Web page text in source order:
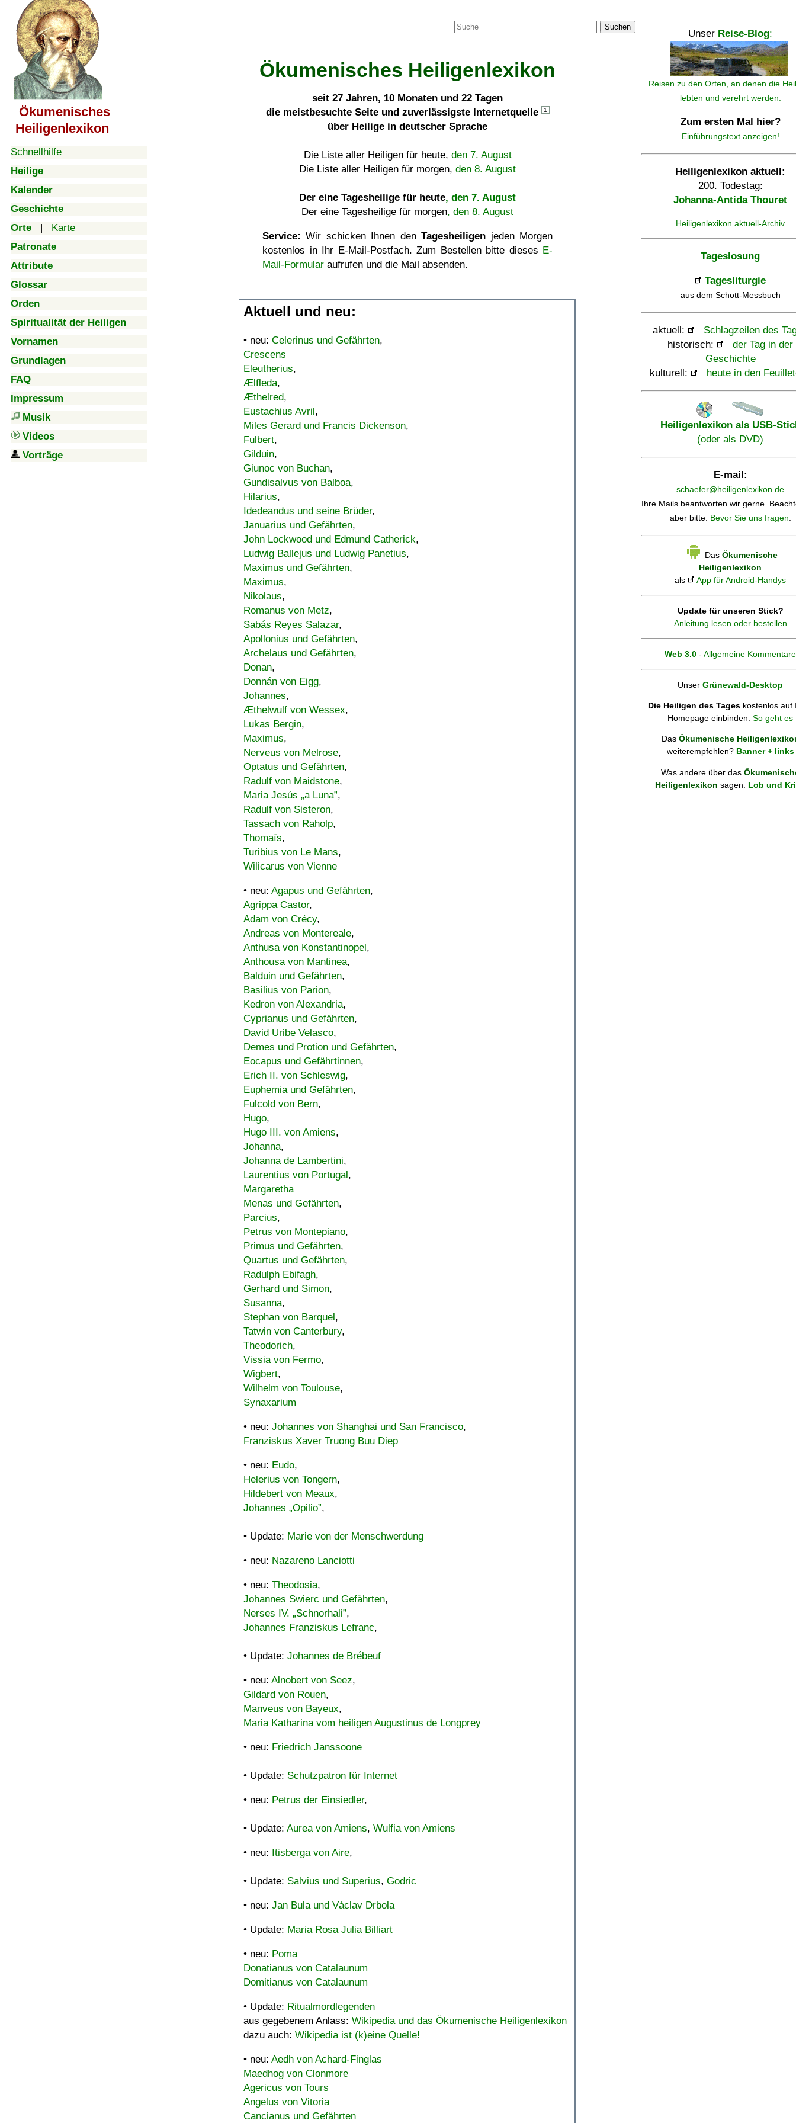
Ökumenisches
Heiligenlexikon
Schnellhilfe
Heilige
Kalender
Geschichte
Orte | Karte
Patronate
Attribute
Glossar
Orden
Spiritualität der Heiligen
Vornamen
Grundlagen
FAQ
Impressum
Musik
Videos
Vorträge
Suchen
Ökumenisches Heiligenlexikon
seit 27 Jahren, 10 Monaten und 22 Tagen
die meistbesuchte Seite und zuverlässigste Internetquelle
1
über Heilige in deutscher Sprache
Die Liste aller Heiligen für heute, den 7. August
Die Liste aller Heiligen für morgen, den 8. August
Der eine Tagesheilige für heute, den 7. August
Der eine Tagesheilige für morgen, den 8. August
Service: Wir schicken Ihnen denTagesheiligen jeden Morgen
kostenlos in Ihr E-Mail-Postfach. Zum Bestellen bitte dieses E-
Mail-Formular aufrufen und die Mail absenden.
Aktuell und neu:
• neu: Celerinus und Gefährten,
Crescens
Eleutherius,
Ælfleda,
Æthelred,
Eustachius Avril,
Miles Gerard und Francis Dickenson,
Fulbert,
Gilduin,
Giunoc von Buchan,
Gundisalvus von Balboa,
Hilarius,
Idedeandus und seine Brüder,
Januarius und Gefährten,
John Lockwood und Edmund Catherick,
Ludwig Ballejus und Ludwig Panetius,
Maximus und Gefährten,
Maximus,
Nikolaus,
Romanus von Metz,
Sabás Reyes Salazar,
Apollonius und Gefährten,
Archelaus und Gefährten,
Donan,
Donnán von Eigg,
Johannes,
Æthelwulf von Wessex,
Lukas Bergin,
Maximus,
Nerveus von Melrose,
Optatus und Gefährten,
Radulf von Maidstone,
Maria Jesús „a Luna”,
Radulf von Sisteron,
Tassach von Raholp,
Thomaïs,
Turibius von Le Mans,
Wilicarus von Vienne
• neu: Agapus und Gefährten,
Agrippa Castor,
Adam von Crécy,
Andreas von Montereale,
Anthusa von Konstantinopel,
Anthousa von Mantinea,
Balduin und Gefährten,
Basilius von Parion,
Kedron von Alexandria,
Cyprianus und Gefährten,
David Uribe Velasco,
Demes und Protion und Gefährten,
Eocapus und Gefährtinnen,
Erich II. von Schleswig,
Euphemia und Gefährten,
Fulcold von Bern,
Hugo,
Hugo III. von Amiens,
Johanna,
Johanna de Lambertini,
Laurentius von Portugal,
Margaretha
Menas und Gefährten,
Parcius,
Petrus von Montepiano,
Primus und Gefährten,
Quartus und Gefährten,
Radulph Ebifagh,
Gerhard und Simon,
Susanna,
Stephan von Barquel,
Tatwin von Canterbury,
Theodorich,
Vissia von Fermo,
Wigbert,
Wilhelm von Toulouse,
Synaxarium
• neu: Johannes von Shanghai und San Francisco,
Franziskus Xaver Truong Buu Diep
• neu: Eudo,
Helerius von Tongern,
Hildebert von Meaux,
Johannes „Opilio”,
• Update: Marie von der Menschwerdung
• neu: Nazareno Lanciotti
• neu: Theodosia,
Johannes Swierc und Gefährten,
Nerses IV. „Schnorhali”,
Johannes Franziskus Lefranc,
• Update: Johannes de Brébeuf
• neu: Alnobert von Seez,
Gildard von Rouen,
Manveus von Bayeux,
Maria Katharina vom heiligen Augustinus de Longprey
• neu: Friedrich Janssoone
• Update: Schutzpatron für Internet
• neu: Petrus der Einsiedler,
• Update: Aurea von Amiens, Wulfia von Amiens
• neu: Itisberga von Aire,
• Update: Salvius und Superius, Godric
• neu: Jan Bula und Václav Drbola
• Update: Maria Rosa Julia Billiart
• neu: Poma
Donatianus von Catalaunum
Domitianus von Catalaunum
• Update: Ritualmordlegenden
aus gegebenem Anlass: Wikipedia und das Ökumenische Heiligenlexikon
dazu auch: Wikipedia ist (k)eine Quelle!
• neu: Aedh von Achard-Finglas
Maedhog von Clonmore
Agericus von Tours
Angelus von Vitoria
Cancianus und Gefährten
Unser Reise-Blog:
Reisen zu den Orten, an denen die
lebten und verehrt werden.
Zum ersten Mal hier?
Einführungstext anzeigen!
Heiligenlexikon aktuell:
200. Todestag:
Johanna-Antida Thouret
Heiligenlexikon aktuell-Archiv
Tageslosung
Tagesliturgie
aus dem Schott-Messbuch
aktuell:
Schlagzeilen des
historisch:
der Tag in der
Geschichte
kulturell:
heute in den
Heiligenlexikon als USB-
(oder als DVD)
E-mail:
schaefer@heiligenlexikon.de
Ihre Mails beantworten wir gerne.
aber bitte: Bevor Sie uns fragen.
Das Ökumenische
Heiligenlexikon
als
App für Android-Handys
Update für unseren Stick?
Anleitung lesen oder bestellen
Web 3.0 - Allgemeine Kommentare
Unser Grünewald-Desktop
Die Heiligen des Tages kostenlos auf
Homepage einbinden: So geht es
Das Ökumenische
weiterempfehlen? Banner + links
Was andere über das
Heiligenlexikon sagen: Lob und